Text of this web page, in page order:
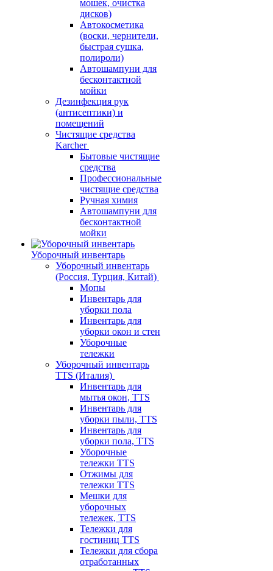
мошек, очистка
дисков)
Автокосметика
(воски, чернители,
быстрая сушка,
полироли)
Автошампуни для
бесконтактной
мойки
Дезинфекция рук
(антисептики) и
помещений
Чистящие средства
Karcher
Бытовые чистящие
средства
Профессиональные
чистящие средства
Ручная химия
Автошампуни для
бесконтактной
мойки
Уборочный инвентарь
Уборочный инвентарь
(Россия, Турция, Китай)
Мопы
Инвентарь для
уборки пола
Инвентарь для
уборки окон и стен
Уборочные
тележки
Уборочный инвентарь
TTS (Италия)
Инвентарь для
мытья окон, TTS
Инвентарь для
уборки пыли, TTS
Инвентарь для
уборки пола, TTS
Уборочные
тележки TTS
Отжимы для
тележки TTS
Мешки для
уборочных
тележек, TTS
Тележки для
гостиниц TTS
Тележки для сбора
отработанных